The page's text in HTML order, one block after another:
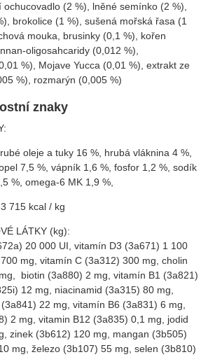
(2 %), lněné semínko (2 %),
brokolice (1 %), sušená mořská řasa (1
mouka, brusinky (0,1 %), kořen
oligosahcaridy (0,012 %),
%), Mojave Yucca (0,01 %), extrakt ze
%), rozmarýn (0,005 %)
znaky
oleje a tuky 16 %, hrubá vláknina 4 %,
7,5 %, vápník 1,6 %, fosfor 1,2 %, sodík
%, omega-6 MK 1,9 %,
715 kcal / kg
LÁTKY (kg):
20 000 UI, vitamín D3 (3a671) 1 100
mg, vitamín C (3a312) 300 mg, cholin
biotin (3a880) 2 mg, vitamín B1 (3a821)
12 mg, niacinamid (3a315) 80 mg,
22 mg, vitamín B6 (3a831) 6 mg,
2 mg, vitamin B12 (3a835) 0,1 mg, jodid
zinek (3b612) 120 mg, mangan (3b505)
mg, železo (3b107) 55 mg, selen (3b810)